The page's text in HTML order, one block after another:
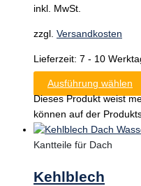
inkl. MwSt.
zzgl. Versandkosten
Lieferzeit: 7 - 10
Ausführung wählen
Dieses Produkt weist
können auf der
Kantteile für Dach
Kehlblech